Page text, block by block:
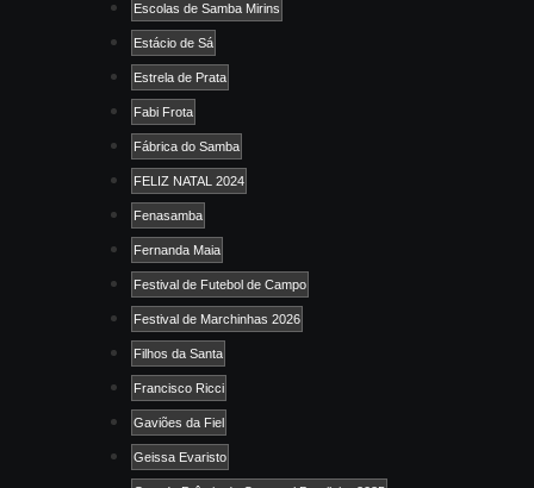
Escolas de Samba Mirins
Estácio de Sá
Estrela de Prata
Fabi Frota
Fábrica do Samba
FELIZ NATAL 2024
Fenasamba
Fernanda Maia
Festival de Futebol de Campo
Festival de Marchinhas 2026
Filhos da Santa
Francisco Ricci
Gaviões da Fiel
Geissa Evaristo